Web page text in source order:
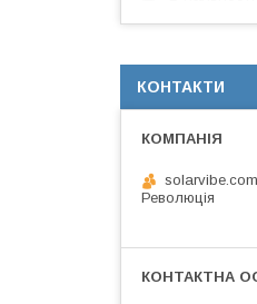
КОНТАКТИ
Революція